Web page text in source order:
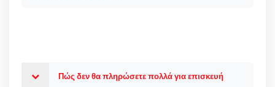
Πώς δεν θα πληρώσετε πολλά για επισκευή